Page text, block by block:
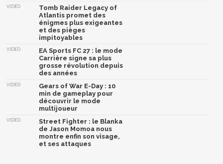
VIDÉO
Tomb Raider Legacy of
Atlantis promet des
énigmes plus exigeantes
et des pièges
impitoyables
VIDÉO
EA Sports FC 27 : le mode
Carrière signe sa plus
grosse révolution depuis
des années
VIDÉO
Gears of War E-Day : 10
min de gameplay pour
découvrir le mode
multijoueur
VIDÉO
Street Fighter : le Blanka
de Jason Momoa nous
montre enfin son visage,
et ses attaques